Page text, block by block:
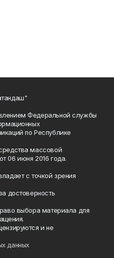
Федеральной службы
по Республике
массовой
06 июня 2016 года.
с точкой зрения
достоверность
выбора материала для
и не
данных